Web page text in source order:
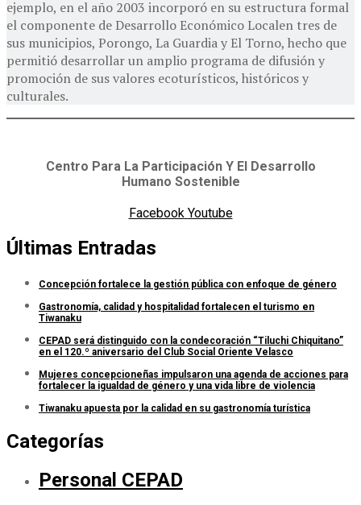
ejemplo, en el año 2003 incorporó en su estructura formal
el componente de Desarrollo Económico Localen tres de
sus municipios, Porongo, La Guardia y El Torno, hecho que
permitió desarrollar un amplio programa de difusión y
promoción de sus valores ecoturísticos, históricos y
culturales.
Centro Para La Participación Y El Desarrollo
Humano Sostenible
Facebook Youtube
Últimas Entradas
Concepción fortalece la gestión pública con enfoque de género
Gastronomía, calidad y hospitalidad fortalecen el turismo en
Tiwanaku
CEPAD será distinguido con la condecoración “Tiluchi Chiquitano”
en el 120.º aniversario del Club Social Oriente Velasco
Mujeres concepcioneñas impulsaron una agenda de acciones para
fortalecer la igualdad de género y una vida libre de violencia
Tiwanaku apuesta por la calidad en su gastronomía turística
Categorías
Personal CEPAD